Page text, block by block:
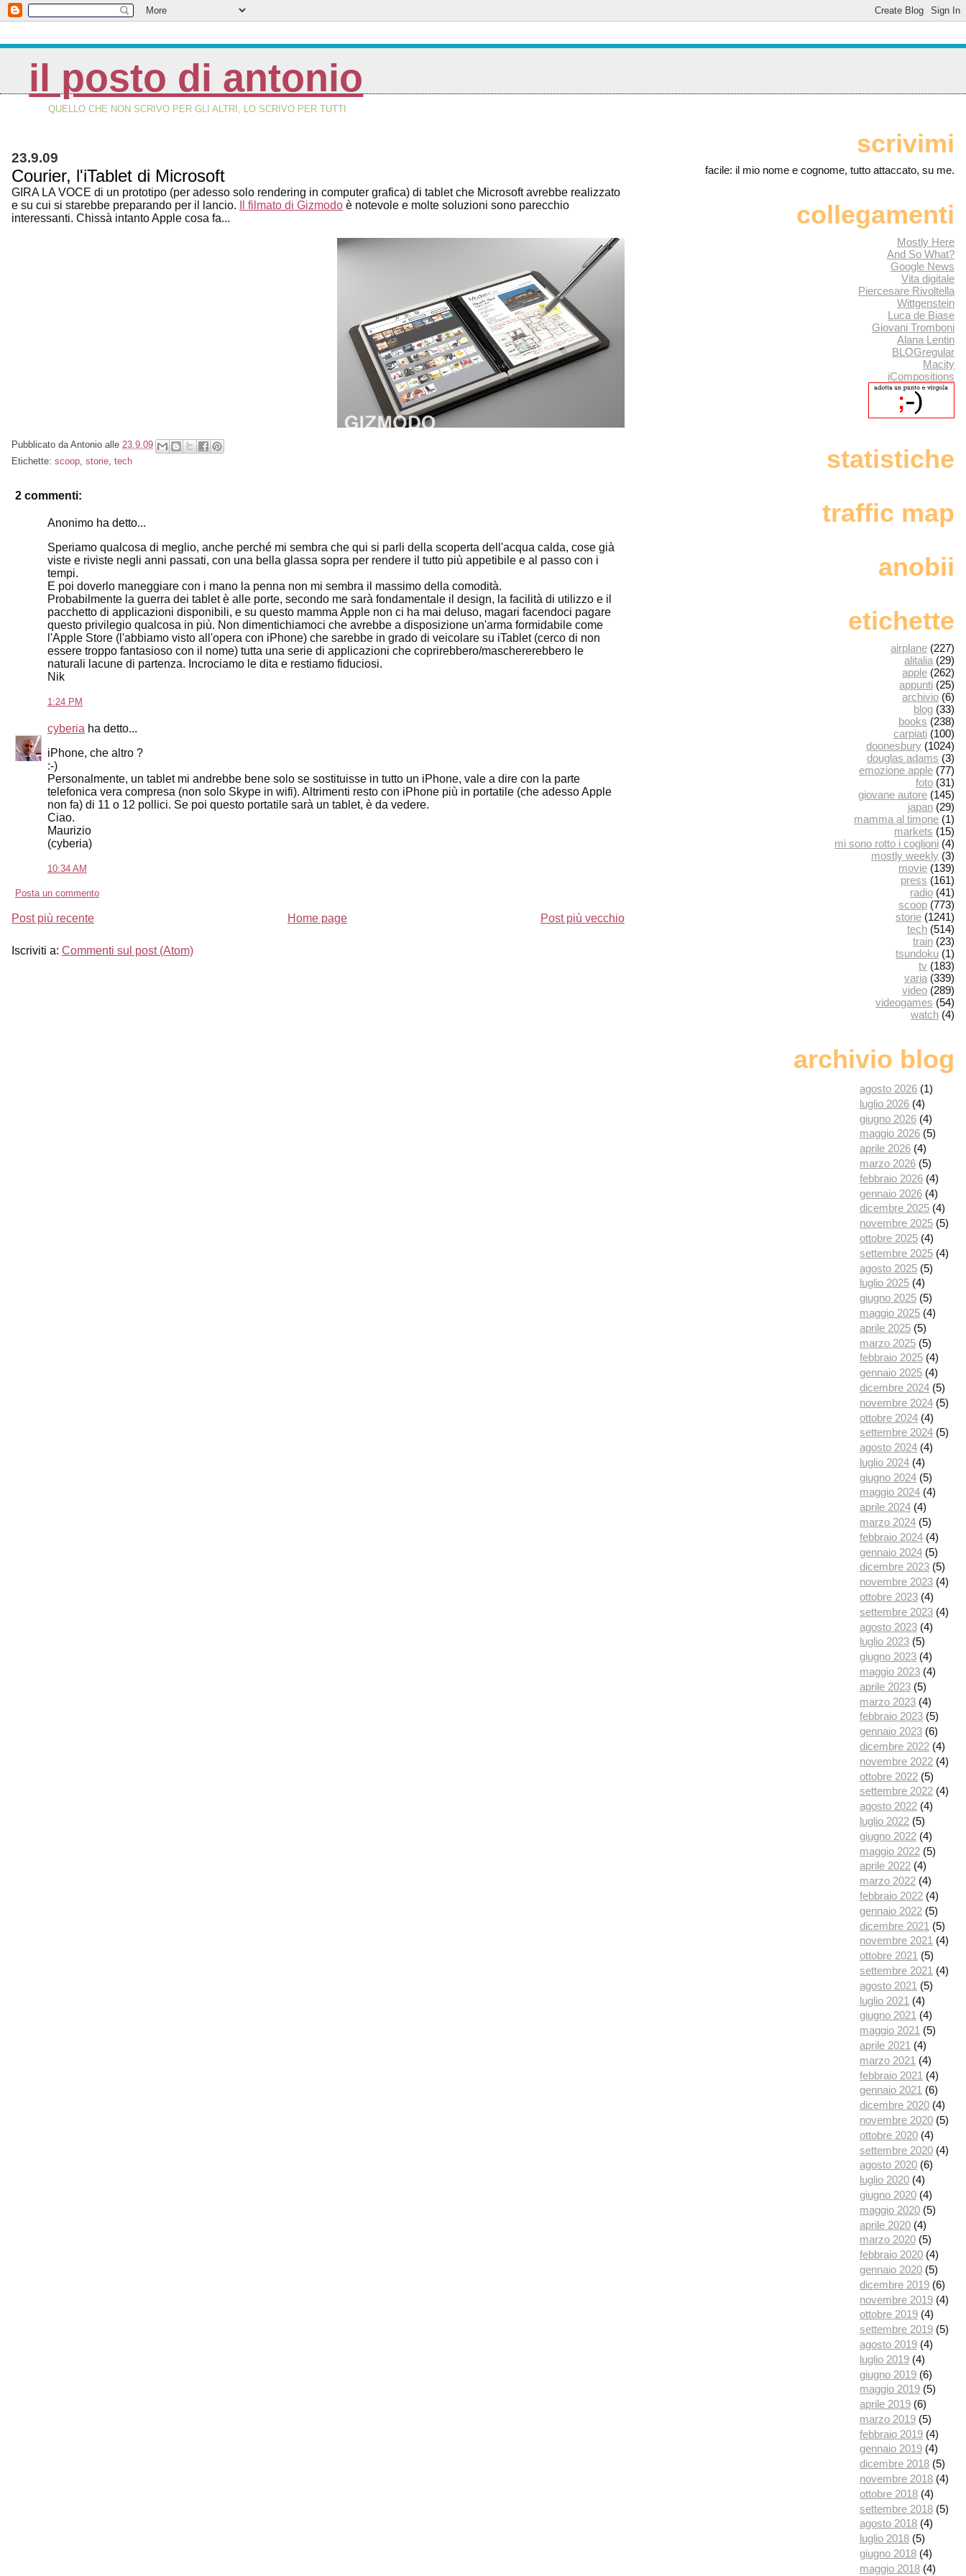
il posto di antonio
QUELLO CHE NON SCRIVO PER GLI ALTRI, LO SCRIVO PER TUTTI
23.9.09
Courier, l'iTablet di Microsoft
GIRA LA VOCE di un prototipo (per adesso solo rendering in computer grafica) di tablet che Microsoft avrebbe realizzato
e su cui si starebbe preparando per il lancio.
Il filmato di Gizmodo è notevole e molte soluzioni sono parecchio
interessanti. Chissà intanto Apple cosa fa...
Pubblicato da Antonio alle 23.9.09
Etichette: scoop, storie, tech
2 commenti:
Anonimo ha detto...
Speriamo qualcosa di meglio, anche perché mi sembra che qui si parli della scoperta dell'acqua calda, cose già
viste e riviste negli anni passati, con una bella glassa sopra per rendere il tutto più appetibile e al passo con i
tempi.
E poi doverlo maneggiare con i mano la penna non mi sembra il massimo della comodità.
Probabilmente la guerra dei tablet è alle porte, secondo me sarà fondamentale il design, la facilità di utilizzo e il
pacchetto di applicazioni disponibili, e su questo mamma Apple non ci ha mai deluso, magari facendoci pagare
questo privilegio qualcosa in più. Non dimentichiamoci che avrebbe a disposizione un'arma formidabile come
l'Apple Store (l'abbiamo visto all'opera con iPhone) che sarebbe in grado di veicolare su iTablet (cerco di non
essere troppo fantasioso con il nome) tutta una serie di applicazioni che coprirebbero/maschererebbero le
naturali lacune di partenza. Incrociamo le dita e restiamo fiduciosi.
Nik
1:24 PM
cyberia ha detto...
iPhone, che altro ?
:-)
Personalmente, un tablet mi andrebbe bene solo se sostituisse in tutto un iPhone, vale a dire con la parte
telefonica vera compresa (non solo Skype in wifi). Altrimenti resto con iPhone più in portatile (che adesso Apple
non fa) di 11 o 12 pollici. Se poi questo portatile sarà un tablet, è da vedere.
Ciao.
Maurizio
(cyberia)
10:34 AM
Posta un commento
Post più recente Post più vecchio
Home page
Iscriviti a: Commenti sul post (Atom)
scrivimi
facile: il mio nome e cognome, tutto attaccato, su me.
collegamenti
Mostly Here
And So What?
Google News
Vita digitale
Piercesare Rivoltella
Wittgenstein
Luca de Biase
Giovani Tromboni
Alana Lentin
BLOGregular
Macity
iCompositions
statistiche
traffic map
anobii
etichette
airplane (227)
alitalia (29)
apple (262)
appunti (25)
archivio (6)
blog (33)
books (238)
carpiati (100)
doonesbury (1024)
douglas adams (3)
emozione apple (77)
foto (31)
giovane autore (145)
japan (29)
mamma al timone (1)
markets (15)
mi sono rotto i coglioni (4)
mostly weekly (3)
movie (139)
press (161)
radio (41)
scoop (773)
storie (1241)
tech (514)
train (23)
tsundoku (1)
tv (183)
varia (339)
video (289)
videogames (54)
watch (4)
archivio blog
agosto 2026 (1)
luglio 2026 (4)
giugno 2026 (4)
maggio 2026 (5)
aprile 2026 (4)
marzo 2026 (5)
febbraio 2026 (4)
gennaio 2026 (4)
dicembre 2025 (4)
novembre 2025 (5)
ottobre 2025 (4)
settembre 2025 (4)
agosto 2025 (5)
luglio 2025 (4)
giugno 2025 (5)
maggio 2025 (4)
aprile 2025 (5)
marzo 2025 (5)
febbraio 2025 (4)
gennaio 2025 (4)
dicembre 2024 (5)
novembre 2024 (5)
ottobre 2024 (4)
settembre 2024 (5)
agosto 2024 (4)
luglio 2024 (4)
giugno 2024 (5)
maggio 2024 (4)
aprile 2024 (4)
marzo 2024 (5)
febbraio 2024 (4)
gennaio 2024 (5)
dicembre 2023 (5)
novembre 2023 (4)
ottobre 2023 (4)
settembre 2023 (4)
agosto 2023 (4)
luglio 2023 (5)
giugno 2023 (4)
maggio 2023 (4)
aprile 2023 (5)
marzo 2023 (4)
febbraio 2023 (5)
gennaio 2023 (6)
dicembre 2022 (4)
novembre 2022 (4)
ottobre 2022 (5)
settembre 2022 (4)
agosto 2022 (4)
luglio 2022 (5)
giugno 2022 (4)
maggio 2022 (5)
aprile 2022 (4)
marzo 2022 (4)
febbraio 2022 (4)
gennaio 2022 (5)
dicembre 2021 (5)
novembre 2021 (4)
ottobre 2021 (5)
settembre 2021 (4)
agosto 2021 (5)
luglio 2021 (4)
giugno 2021 (4)
maggio 2021 (5)
aprile 2021 (4)
marzo 2021 (4)
febbraio 2021 (4)
gennaio 2021 (6)
dicembre 2020 (4)
novembre 2020 (5)
ottobre 2020 (4)
settembre 2020 (4)
agosto 2020 (6)
luglio 2020 (4)
giugno 2020 (4)
maggio 2020 (5)
aprile 2020 (4)
marzo 2020 (5)
febbraio 2020 (4)
gennaio 2020 (5)
dicembre 2019 (6)
novembre 2019 (4)
ottobre 2019 (4)
settembre 2019 (5)
agosto 2019 (4)
luglio 2019 (4)
giugno 2019 (6)
maggio 2019 (5)
aprile 2019 (6)
marzo 2019 (5)
febbraio 2019 (4)
gennaio 2019 (4)
dicembre 2018 (5)
novembre 2018 (4)
ottobre 2018 (4)
settembre 2018 (5)
agosto 2018 (4)
luglio 2018 (5)
giugno 2018 (4)
maggio 2018 (4)